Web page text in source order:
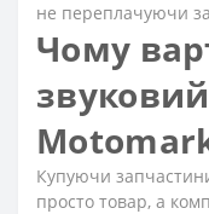
не переплачуючи
Чому
Купуючи
просто товар, а